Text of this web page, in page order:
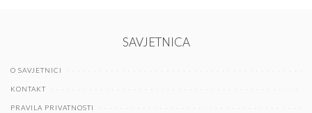
SAVJETNICA
O SAVJETNICI
KONTAKT
PRAVILA PRIVATNOSTI